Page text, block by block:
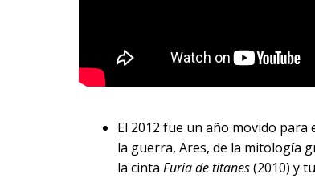
El 2012 fue un año movido
la guerra, Ares, de la mitología
la cinta Furia de titanes(2010) y